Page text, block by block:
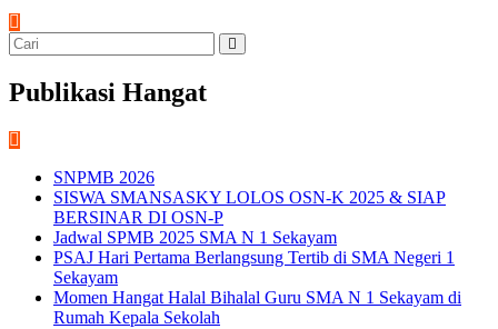
Publikasi Hangat
SNPMB 2026
SISWA SMANSASKY LOLOS OSN-K 2025 & SIAP
BERSINAR DI OSN-P
Jadwal SPMB 2025 SMA N 1 Sekayam
PSAJ Hari Pertama Berlangsung Tertib di SMA Negeri 1
Sekayam
Momen Hangat Halal Bihalal Guru SMA N 1 Sekayam di
Rumah Kepala Sekolah